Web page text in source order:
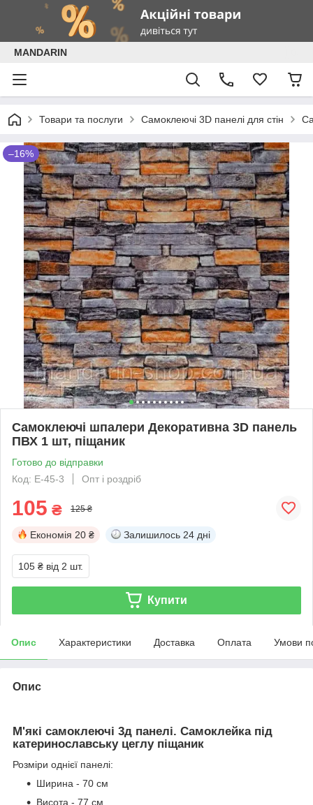
MANDARIN
Товари та послуги Самоклеючі 3D панелі для стін
–16%
Самоклеючі шпалери Декоративна 3D панель
ПВХ 1 шт, піщаник
Готово до відправки
Код: E-45-3
Опт і роздріб
105 ₴ 125 ₴
Економія 20 ₴ Залишилось 24 дні
105 ₴ від 2 шт.
Купити
Опис Характеристики Доставка Оплата Умови
Опис
М'які самоклеючі 3д панелі. Самоклейка під
катеринославську цеглу піщаник
Розміри однієї панелі:
Ширина - 70 см
Висота - 77 см